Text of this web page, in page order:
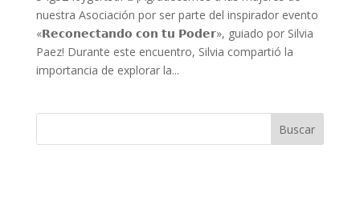
nuestra Asociación por ser parte del inspirador evento
«𝗥𝗲𝗰𝗼𝗻𝗲𝗰𝘁𝗮𝗻𝗱𝗼 𝗰𝗼𝗻 𝘁𝘂 𝗣𝗼𝗱𝗲𝗿», guiado por Silvia
Paez! Durante este encuentro, Silvia compartió la
importancia de explorar la...
Buscar